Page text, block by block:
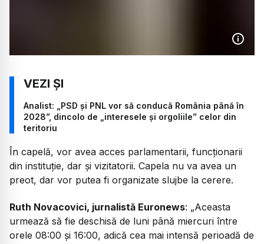
Analist: „PSD și PNL vor să conducă România până în
2028”, dincolo de „interesele și orgoliile” celor din
teritoriu
În capelă, vor avea acces parlamentarii, funcționarii
din instituție, dar și vizitatorii. Capela nu va avea un
preot, dar vor putea fi organizate slujbe la cerere.
Ruth Novacovici, jurnalistă Euronews: „Aceasta
urmează să fie deschisă de luni până miercuri între
orele 08:00 și 16:00, adică cea mai intensă perioadă de